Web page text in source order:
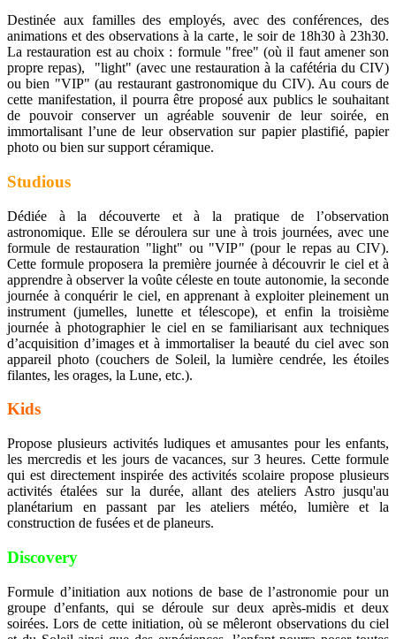
Destinée aux familles des employés, avec des conférences, des
animations et des observations à la carte, le soir de 18h30 à 23h30.
La restauration est au choix : formule "free" (où il faut amener son
propre repas), "light" (avec une restauration à la cafétéria du CIV)
ou bien "VIP" (au restaurant gastronomique du CIV). Au cours de
cette manifestation, il pourra être proposé aux publics le souhaitant
de pouvoir conserver un agréable souvenir de leur soirée, en
immortalisant l’une de leur observation sur papier plastifié, papier
photo ou bien sur support céramique.
Studious
Dédiée à la découverte et à la pratique de l’observation
astronomique. Elle se déroulera sur une à trois journées, avec une
formule de restauration "light" ou "VIP" (pour le repas au CIV).
Cette formule proposera la première journée à découvrir le ciel et à
apprendre à observer la voûte céleste en toute autonomie, la seconde
journée à conquérir le ciel, en apprenant à exploiter pleinement un
instrument (jumelles, lunette et télescope), et enfin la troisième
journée à photographier le ciel en se familiarisant aux techniques
d’acquisition d’images et à immortaliser la beauté du ciel avec son
appareil photo (couchers de Soleil, la lumière cendrée, les étoiles
filantes, les orages, la Lune, etc.).
Kids
Propose plusieurs activités ludiques et amusantes pour les enfants,
les mercredis et les jours de vacances, sur 3 heures. Cette formule
qui est directement inspirée des activités scolaire propose plusieurs
activités étalées sur la durée, allant des ateliers Astro jusqu'au
planétarium en passant par les ateliers météo, lumière et la
construction de fusées et de planeurs.
Discovery
Formule d’initiation aux notions de base de l’astronomie pour un
groupe d’enfants, qui se déroule sur deux après-midis et deux
soirées. Lors de cette initiation, où se mêleront observations du ciel